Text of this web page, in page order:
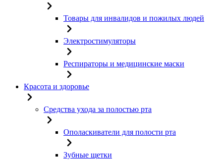
Товары для инвалидов и пожилых людей
Электростимуляторы
Респираторы и медицинские маски
Красота и здоровье
Средства ухода за полостью рта
Ополаскиватели для полости рта
Зубные щетки